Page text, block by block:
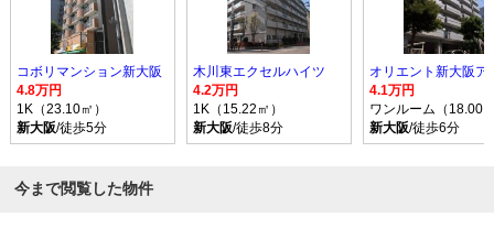
コボリマンション新大阪
4.8万円
1K（23.10㎡）
新大阪/徒歩5分
木川東エクセルハイツ
4.2万円
1K（15.22㎡）
新大阪/徒歩8分
4.1万円
ワンルーム（18.00
新大阪/徒歩6分
今まで閲覧した物件